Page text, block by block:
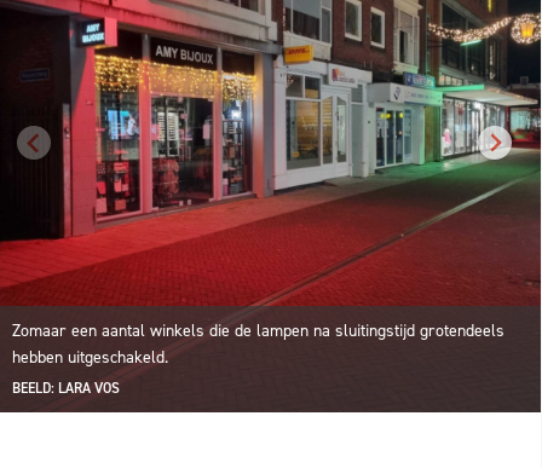
Zomaar een aantal winkels die de lampen na sluitingstijd grotendeels
hebben uitgeschakeld.
BEELD: LARA VOS